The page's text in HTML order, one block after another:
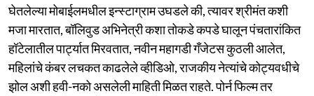
घेतलेल्या मोबाईलमधील इन्स्टाग्राम उघडले की, त्यावर श्रीमंत कशी
मजा मारतात, बॉलिवुड अभिनेत्री कशा तोकडे कपडे घालून पंचतारांकित
हॉटेलातील पार्ट्यात मिरवतात, नवीन महागडी गँजेटस कुठली आलेत,
महिलांचे कंबर लचकत काढलेले व्हीडिओ, राजकीय नेत्यांचे कोट्यवधीचे
झोल अशी हवी-नको असलेली माहिती मिळत राहते. पोर्न फिल्म तर